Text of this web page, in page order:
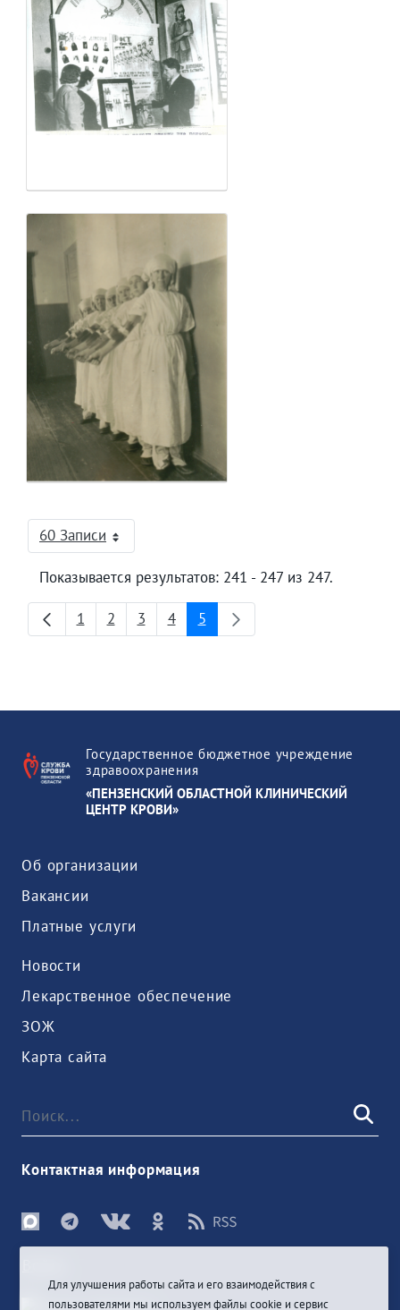
60 ЗаписиНа страницу
Показывается результатов: 241 - 247 из 247.
Страница
1 Страница
2 Страница
3 Страница
4 Страница
5
Государственное бюджетное учреждение
здравоохранения
«ПЕНЗЕНСКИЙ ОБЛАСТНОЙ КЛИНИЧЕСКИЙ
ЦЕНТР КРОВИ»
Об организации
Вакансии
Платные услуги
Новости
Лекарственное обеспечение
ЗОЖ
Карта сайта
Контактная информация
Для улучшения работы сайта и его взаимодействия с
пользователями мы используем файлы cookie и сервис